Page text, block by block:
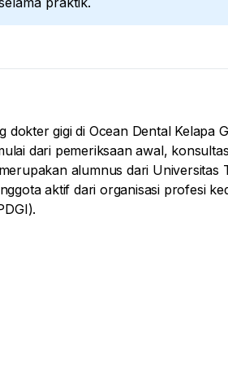
gigi di Ocean Dental Kelapa
dari pemeriksaan awal,
alumnus dari Universitas
aktif dari organisasi profesi